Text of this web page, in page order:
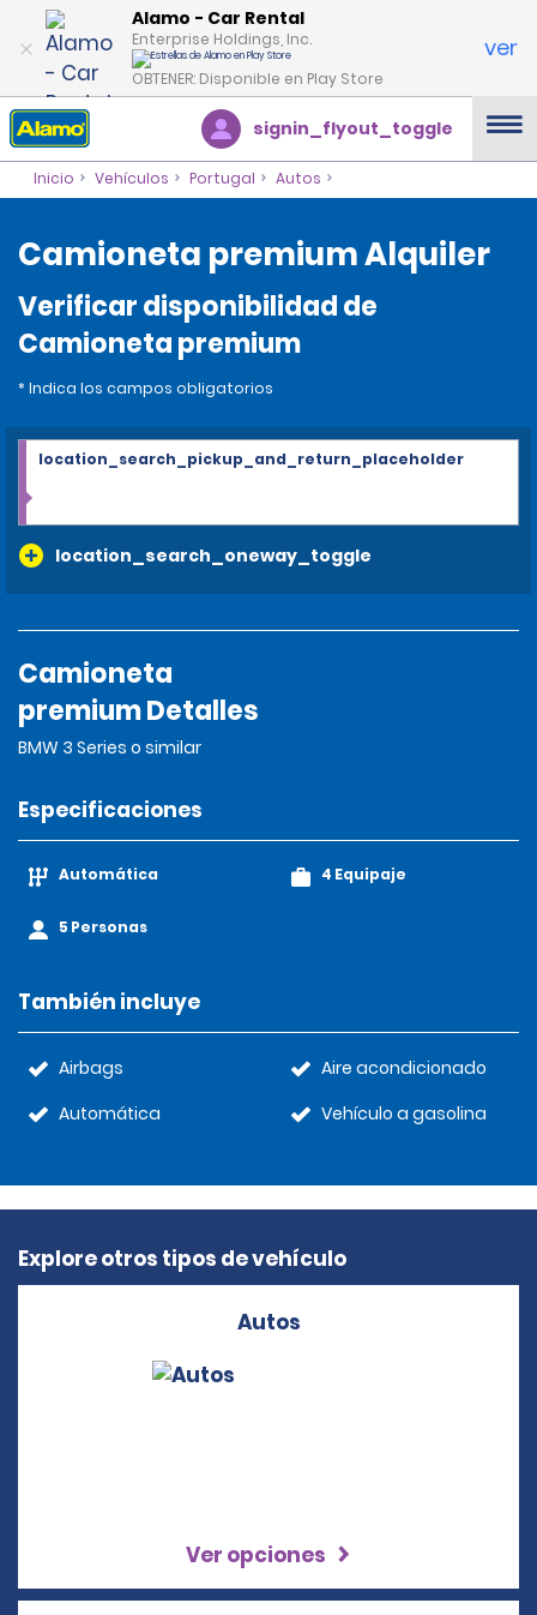
Alamo - Car Rental
Enterprise Holdings, Inc.
OBTENER: Disponible en Play Store
ver
signin_flyout_toggle
Inicio Vehículos Portugal Autos
Camioneta premium Alquiler
Verificar disponibilidad de
Camioneta premium
* Indica los campos obligatorios
location_search_oneway_toggle
location_search_pickup_and_return_placeholder
Camioneta
premium Detalles
BMW 3 Series o similar
Especificaciones
Automática
5 Personas
4 Equipaje
También incluye
Airbags
Automática
Aire acondicionado
Vehículo a gasolina
Explore otros tipos de vehículo
Autos
Ver opciones